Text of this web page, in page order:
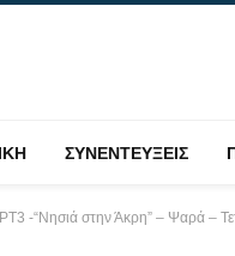
ΣΥΝΕΝΤΕΥΞΕΙΣ
-“Νησιά στην Άκρη” – Ψαρά –